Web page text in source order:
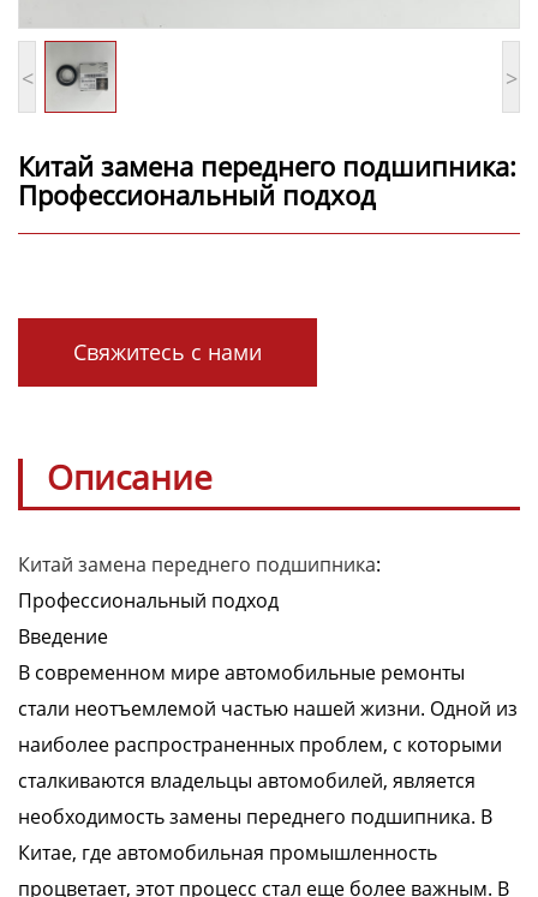
< >
Китай замена переднего подшипника:
Профессиональный подход
Свяжитесь с нами
Описание
Китай замена переднего подшипника:
Профессиональный подход
Введение
В современном мире автомобильные ремонты
стали неотъемлемой частью нашей жизни. Одной из
наиболее распространенных проблем, с которыми
сталкиваются владельцы автомобилей, является
необходимость замены переднего подшипника. В
Китае, где автомобильная промышленность
процветает, этот процесс стал еще более важным. В